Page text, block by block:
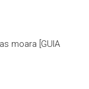
moara [GUIA